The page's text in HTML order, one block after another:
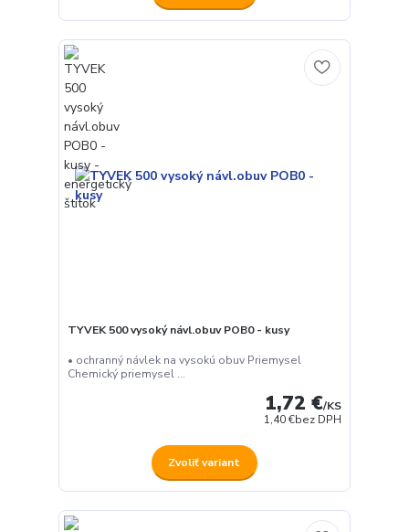
TYVEK 500 vysoký návl.obuv POB0 - kusy
• ochranný návlek na vysokú obuv Priemysel
Chemický priemysel ...
1,72 €/KS
1,40 €bez DPH
Zvoliť variant